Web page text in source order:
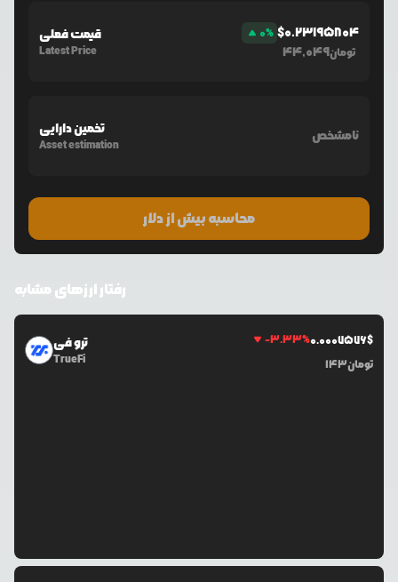
قیمت فعلی
Latest Price
0% $0.23195804
44,049تومان
تخمین دارایی
Asset estimation
نامشخص
محاسبه بیش از دلار
رفتار ارزهای مشابه
ترو فی
TrueFi
-3.33%0.0007576$
143تومان